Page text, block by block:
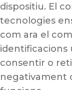
dispositiu. El
tecnologies
com ara el
identificacions
consentir o
negativament